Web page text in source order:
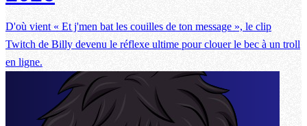
D'où vient « Et j'men bat les couilles de ton message », le clip
Twitch de Billy devenu le réflexe ultime pour clouer le bec à un troll
en ligne.